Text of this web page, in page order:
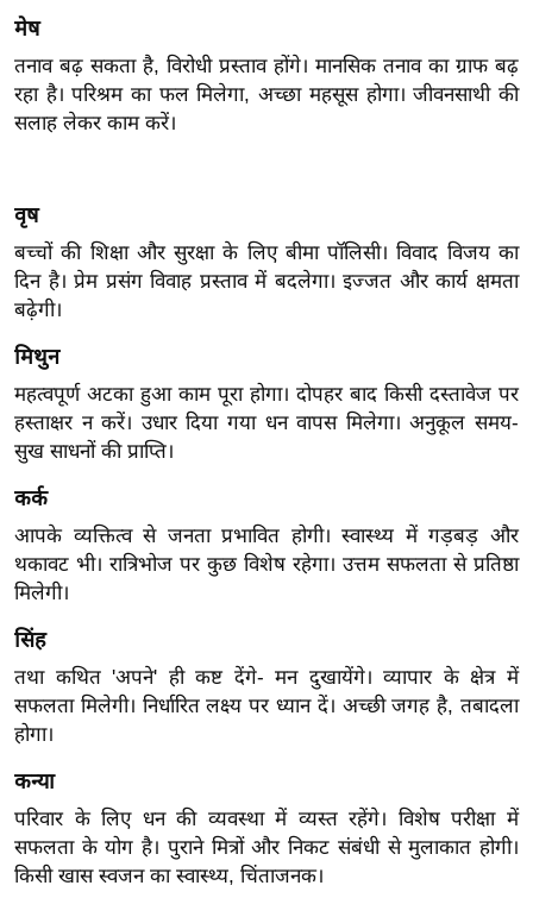
मि
सा
ल
सा
ल
श
ख्सि
य
त
यं
ग
डि
या
सा
त्य
ज
ग
त
ऑ
टो
व
र्ल्ड
मेष
तनाव बढ़ सकता है, विरोधी प्रस्ताव होंगे। मानसिक तनाव का ग्राफ बढ़
रहा है। परिश्रम का फल मिलेगा, अच्छा महसूस होगा। जीवनसाथी की
सलाह लेकर काम करें।
वृष
बच्चों की शिक्षा और सुरक्षा के लिए बीमा पॉलिसी। विवाद विजय का
दिन है। प्रेम प्रसंग विवाह प्रस्ताव में बदलेगा। इज्जत और कार्य क्षमता
बढ़ेगी।
मिथुन
महत्वपूर्ण अटका हुआ काम पूरा होगा। दोपहर बाद किसी दस्तावेज पर
हस्ताक्षर न करें। उधार दिया गया धन वापस मिलेगा। अनुकूल समय-
सुख साधनों की प्राप्ति।
कर्क
आपके व्यक्तित्व से जनता प्रभावित होगी। स्वास्थ्य में गड़बड़ और
थकावट भी। रात्रिभोज पर कुछ विशेष रहेगा। उत्तम सफलता से प्रतिष्ठा
मिलेगी।
सिंह
तथा कथित 'अपने' ही कष्ट देंगे- मन दुखायेंगे। व्यापार के क्षेत्र में
सफलता मिलेगी। निर्धारित लक्ष्य पर ध्यान दें। अच्छी जगह है, तबादला
होगा।
कन्या
परिवार के लिए धन की व्यवस्था में व्यस्त रहेंगे। विशेष परीक्षा में
सफलता के योग है। पुराने मित्रों और निकट संबंधी से मुलाकात होगी।
किसी खास स्वजन का स्वास्थ्य, चिंताजनक।